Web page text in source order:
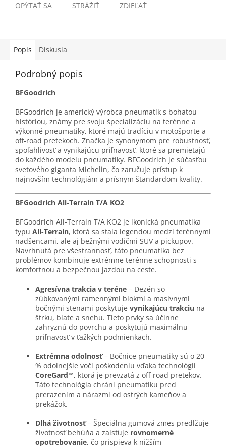
OPÝTAŤ SA STRÁŽIŤ ZDIEĽAŤ
Popis Diskusia
Podrobný popis
BFGoodrich
BFGoodrich je americký výrobca pneumatík s bohatou
históriou, známy pre svoju špecializáciu na terénne a
výkonné pneumatiky, ktoré majú tradíciu v motošporte a
off-road pretekoch. Značka je synonymom pre robustnosť,
spoľahlivosť a vynikajúcu priľnavosť, ktoré sa premietajú
do každého modelu pneumatiky. BFGoodrich je súčasťou
svetového giganta Michelin, čo zaručuje prístup k
najnovším technológiám a prísnym štandardom kvality.
BFGoodrich All-Terrain T/A KO2
BFGoodrich All-Terrain T/A KO2 je ikonická pneumatika
typu All-Terrain, ktorá sa stala legendou medzi terénnymi
nadšencami, ale aj bežnými vodičmi SUV a pickupov.
Navrhnutá pre všestrannosť, táto pneumatika bez
problémov kombinuje extrémne terénne schopnosti s
komfortnou a bezpečnou jazdou na ceste.
Agresívna trakcia v teréne – Dezén so
zúbkovanými ramennými blokmi a masívnymi
bočnými stenami poskytuje vynikajúcu trakciu na
štrku, blate a snehu. Tieto prvky sa účinne
zahryznú do povrchu a poskytujú maximálnu
priľnavosť v ťažkých podmienkach.
Extrémna odolnosť– Bočnice pneumatiky sú o 20
% odolnejšie voči poškodeniu vďaka technológii
CoreGard™, ktorá je prevzatá z off-road pretekov.
Táto technológia chráni pneumatiku pred
prerazením a nárazmi od ostrých kameňov a
prekážok.
Dlhá životnosť– Špeciálna gumová zmes predlžuje
životnosť behúňa a zaisťuje rovnomerné
opotrebovanie, čo prispieva k nižším